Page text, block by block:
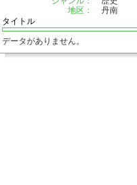
地区：
丹南
タイトル
データがありません。